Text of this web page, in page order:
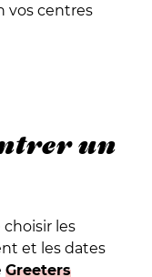
vos centres
un
les
et les dates
Greeters